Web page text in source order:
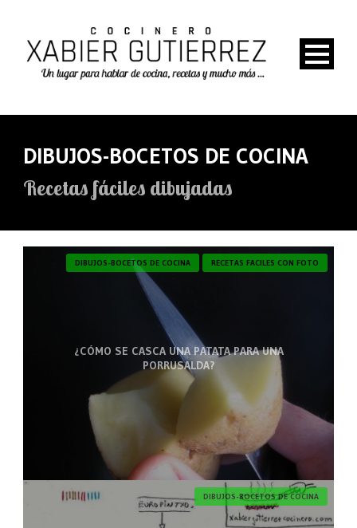
DIBUJOS-BOCETOS DE COCINA
Recetas fáciles dibujadas
¿CÓMO SE CASCA UNA PATATA PARA UNA
PORRUSALDA?
DIBUJOS-BOCETOS DE COCINA RECETAS FACILES CON FOTO
DIBUJOS-BOCETOS DE COCINA